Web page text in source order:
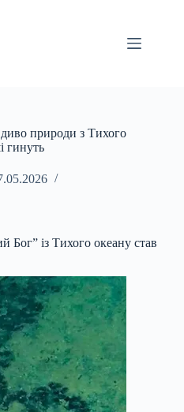
природи з Тихого
гинуть
Бог” із Тихого океану став